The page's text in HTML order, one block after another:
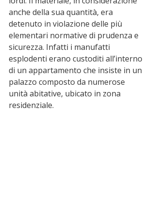
anche della sua quantità, era
detenuto in violazione delle più
elementari normative di prudenza e
sicurezza. Infatti i manufatti
esplodenti erano custoditi all’interno
di un appartamento che insiste in un
palazzo composto da numerose
unità abitative, ubicato in zona
residenziale.